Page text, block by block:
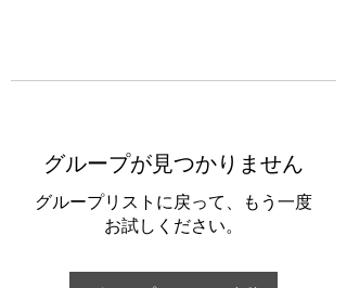
グループが見つかりません
グループリストに戻って、もう一度
お試しください。